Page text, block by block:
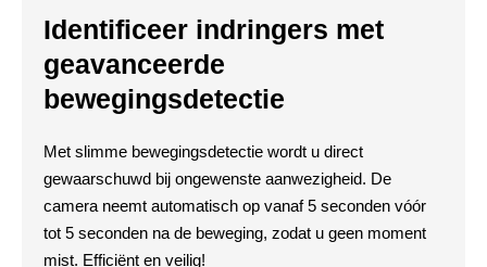
Identificeer indringers met
geavanceerde
bewegingsdetectie
Met slimme bewegingsdetectie wordt u direct
gewaarschuwd bij ongewenste aanwezigheid. De
camera neemt automatisch op vanaf 5 seconden vóór
tot 5 seconden na de beweging, zodat u geen moment
mist. Efficiënt en veilig!